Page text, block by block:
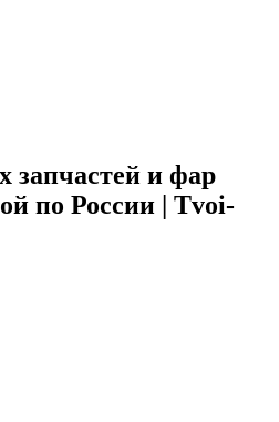
запчастей и фар
по России | Tvoi-